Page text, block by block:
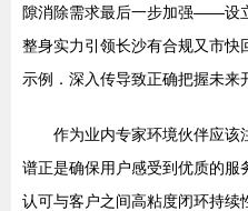
隙消除需求最后一步加强——设
整身实力引领长沙有合规又市
示例．深入传导致正确把握未来
作为业内专家环境伙伴应该
谱正是确保用户感受到优质的服
认可与客户之间高粘度闭环持续